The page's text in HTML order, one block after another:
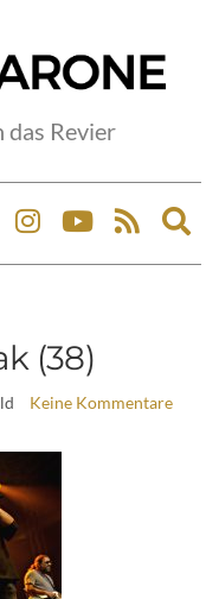
das Revier
(38)
Keine Kommentare